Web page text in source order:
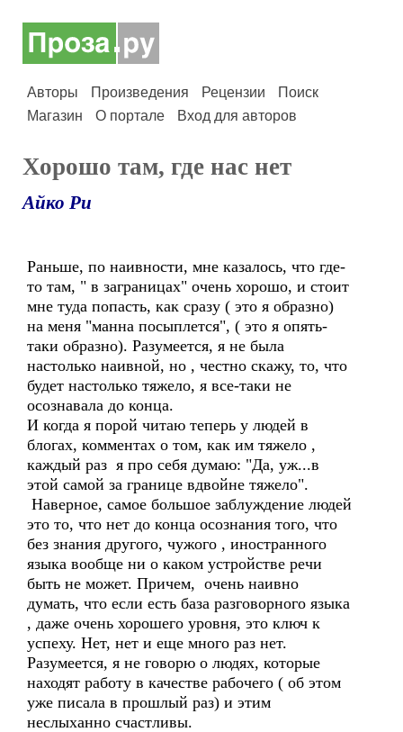
Авторы Произведения Рецензии
Поиск
Магазин
О портале Вход для авторов
Хорошо там, где нас нет
Айко Ри
Раньше, по наивности, мне казалось, что где-
то там, " в заграницах" очень хорошо, и стоит
мне туда попасть, как сразу ( это я образно)
на меня "манна посыплется", ( это я опять-
таки образно). Разумеется, я не была
настолько наивной, но , честно скажу, то, что
будет настолько тяжело, я все-таки не
осознавала до конца.
И когда я порой читаю теперь у людей в
блогах, комментах о том, как им тяжело ,
каждый раз я про себя думаю: "Да, уж...в
этой самой за границе вдвойне тяжело".
Наверное, самое большое заблуждение людей
это то, что нет до конца осознания того, что
без знания другого, чужого , иностранного
языка вообще ни о каком устройстве речи
быть не может. Причем, очень наивно
думать, что если есть база разговорного языка
, даже очень хорошего уровня, это ключ к
успеху. Нет, нет и еще много раз нет.
Разумеется, я не говорю о людях, которые
находят работу в качестве рабочего ( об этом
уже писала в прошлый раз) и этим
неслыханно счастливы.